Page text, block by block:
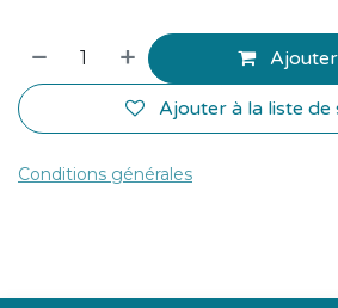
Ajouter à la liste de
Conditions générales